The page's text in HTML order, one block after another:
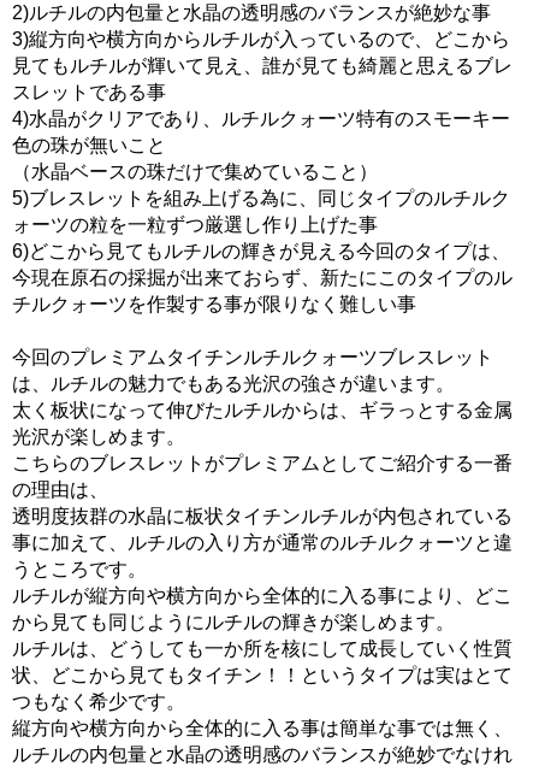
2)ルチルの内包量と水晶の透明感のバランスが絶妙な事
3)縦方向や横方向からルチルが入っているので、どこから
見てもルチルが輝いて見え、誰が見ても綺麗と思えるブレ
スレットである事
4)水晶がクリアであり、ルチルクォーツ特有のスモーキー
色の珠が無いこと
（水晶ベースの珠だけで集めていること）
5)ブレスレットを組み上げる為に、同じタイプのルチルク
ォーツの粒を一粒ずつ厳選し作り上げた事
6)どこから見てもルチルの輝きが見える今回のタイプは、
今現在原石の採掘が出来ておらず、新たにこのタイプのル
チルクォーツを作製する事が限りなく難しい事
今回のプレミアムタイチンルチルクォーツブレスレット
は、ルチルの魅力でもある光沢の強さが違います。
太く板状になって伸びたルチルからは、ギラっとする金属
光沢が楽しめます。
こちらのブレスレットがプレミアムとしてご紹介する一番
の理由は、
透明度抜群の水晶に板状タイチンルチルが内包されている
事に加えて、ルチルの入り方が通常のルチルクォーツと違
うところです。
ルチルが縦方向や横方向から全体的に入る事により、どこ
から見ても同じようにルチルの輝きが楽しめます。
ルチルは、どうしても一か所を核にして成長していく性質
状、どこから見てもタイチン！！というタイプは実はとて
つもなく希少です。
縦方向や横方向から全体的に入る事は簡単な事では無く、
ルチルの内包量と水晶の透明感のバランスが絶妙でなけれ